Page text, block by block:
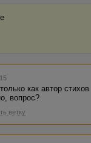
как автор
вопрос?
ветку